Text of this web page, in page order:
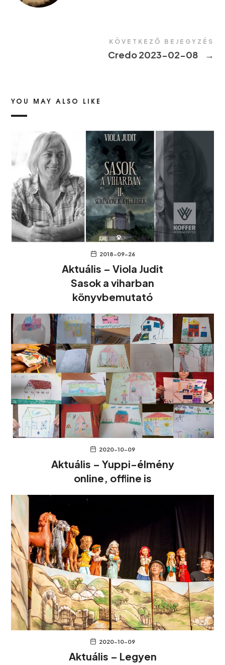
KÖVETKEZŐ BEJEGYZÉS
Credo 2023-02-08 →
YOU MAY ALSO LIKE
2018-09-26
Aktuális – Viola Judit
Sasok a viharban
könyvbemutató
2020-10-09
Aktuális – Yuppi-élmény
online, offline is
2020-10-09
Aktuális – Legyen